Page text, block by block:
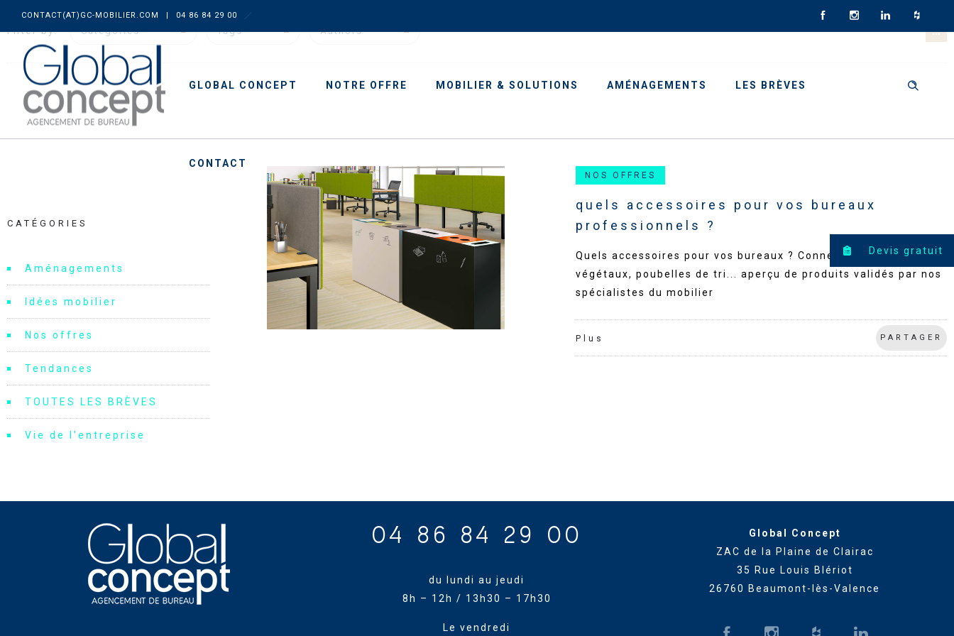
CONTACT(AT)GC-MOBILIER.COM | 04 86 84 29 00
GLOBAL CONCEPT NOTRE OFFRE MOBILIER & SOLUTIONS AMÉNAGEMENTS LES BRÈVES
CONTACT
Filter by: Categories Tags Authors
NOS OFFRES
quels accessoires pour vos bureaux
professionnels ?
Quels accessoires pour vos bureaux ? Connectiques, cadres
végétaux, poubelles de tri... aperçu de produits validés par nos
spécialistes du mobilier
Plus PARTAGER
CATÉGORIES
Aménagements
Idées mobilier
Nos offres
Tendances
TOUTES LES BRÈVES
Vie de l'entreprise
04 86 84 29 00
du lundi au jeudi
8h – 12h / 13h30 – 17h30
Le vendredi
Global Concept
ZAC de la Plaine de Clairac
35 Rue Louis Blériot
26760 Beaumont-lès-Valence
Devis gratuit